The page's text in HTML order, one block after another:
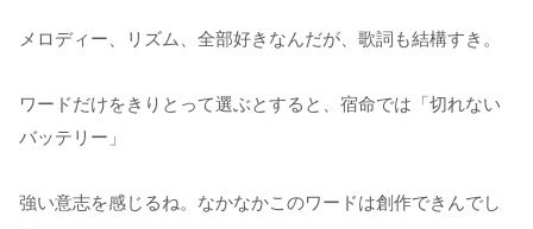
メロディー、リズム、全部好きなんだが、歌詞も結構すき。
ワードだけをきりとって選ぶとすると、宿命では「切れない
バッテリー」
強い意志を感じるね。なかなかこのワードは創作できんでし